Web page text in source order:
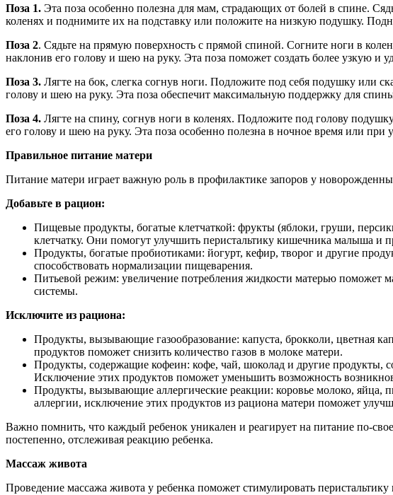
Поза 1. Эта поза особенно полезна для мам, страдающих от болей в спине.
коленях и поднимите их на подставку или положите на низкую подушку.
Поза 2. Сядьте на прямую поверхность с прямой спиной. Согните ноги в
наклонив его голову и шею на руку. Эта поза поможет создать более узкую
Поза 3. Лягте на бок, слегка согнув ноги. Подложите под себя подушку или
голову и шею на руку. Эта поза обеспечит максимальную поддержку для
Поза 4. Лягте на спину, согнув ноги в коленях. Подложите под голову
его голову и шею на руку. Эта поза особенно полезна в ночное время или при
Правильное питание матери
Питание матери играет важную роль в профилактике запоров у
Добавьте в рацион:
Пищевые продукты, богатые клетчаткой: фрукты (яблоки, груши,
клетчатку. Они помогут улучшить перистальтику кишечника малыша и
Продукты, богатые пробиотиками: йогурт, кефир, творог и другие
способствовать нормализации пищеварения.
Питьевой режим: увеличение потребления жидкости матерью поможет
системы.
Исключите из рациона:
Продукты, вызывающие газообразование: капуста, брокколи, цветная
продуктов поможет снизить количество газов в молоке матери.
Продукты, содержащие кофеин: кофе, чай, шоколад и другие продукты,
Исключение этих продуктов поможет уменьшить возможность
Продукты, вызывающие аллергические реакции: коровье молоко, яйца,
аллергии, исключение этих продуктов из рациона матери поможет
Важно помнить, что каждый ребенок уникален и реагирует на питание по-
постепенно, отслеживая реакцию ребенка.
Массаж живота
Проведение массажа живота у ребенка поможет стимулировать